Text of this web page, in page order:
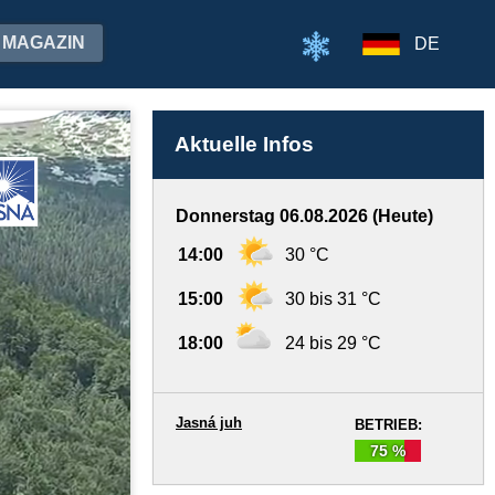
MAGAZIN DE
Aktuelle Infos
Donnerstag 06.08.2026 (Heute)
14:00 30 °C
15:00 30 bis 31 °C
18:00 24 bis 29 °C
BETRIEB:
75 %
Jasná juh